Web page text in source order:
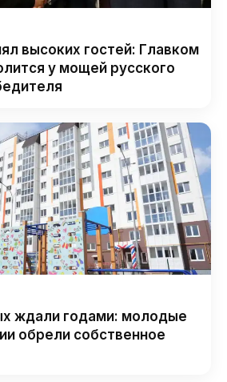
высоких гостей: Главком
у мощей русского
ждали годами: молодые
обрели собственное